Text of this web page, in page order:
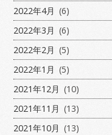
2022年4月 (6)
2022年3月 (6)
2022年2月 (5)
2022年1月 (5)
2021年12月 (10)
2021年11月 (13)
2021年10月 (13)